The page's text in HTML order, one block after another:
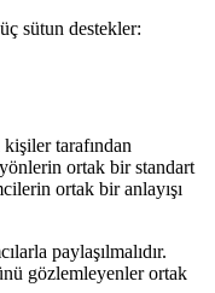
sütun destekler:
tarafından
ortak bir standart
ortak bir anlayışı
paylaşılmalıdır.
gözlemleyenler ortak